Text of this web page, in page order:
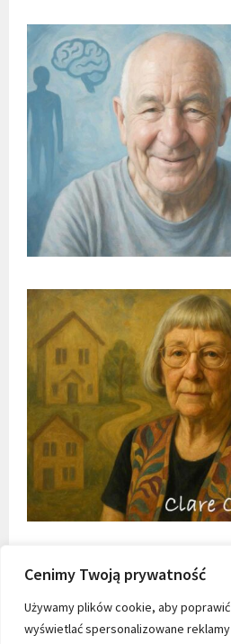
Cenimy Twoją prywatność
Używamy plików cookie, aby
wyświetlać spersonalizowane